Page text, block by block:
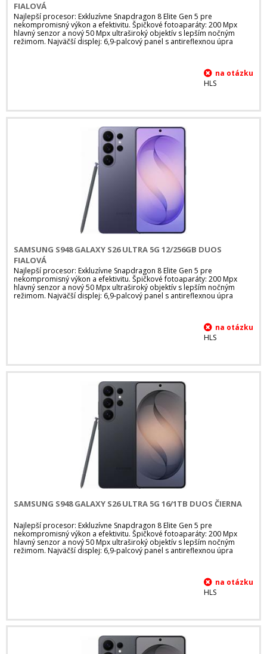
FIALOVÁ
Najlepší procesor: Exkluzívne Snapdragon 8 Elite Gen 5 pre
nekompromisný výkon a efektivitu. Špičkové fotoaparáty: 200 Mpx
hlavný senzor a nový 50 Mpx ultraširoký objektív s lepším nočným
režimom. Najväčší displej: 6,9-palcový panel s antireflexnou úpra
HLS
SAMSUNG S948 GALAXY S26 ULTRA 5G 12/256GB DUOS
FIALOVÁ
Najlepší procesor: Exkluzívne Snapdragon 8 Elite Gen 5 pre
nekompromisný výkon a efektivitu. Špičkové fotoaparáty: 200 Mpx
hlavný senzor a nový 50 Mpx ultraširoký objektív s lepším nočným
režimom. Najväčší displej: 6,9-palcový panel s antireflexnou úpra
HLS
SAMSUNG S948 GALAXY S26 ULTRA 5G 16/1TB DUOS ČIERNA
Najlepší procesor: Exkluzívne Snapdragon 8 Elite Gen 5 pre
nekompromisný výkon a efektivitu. Špičkové fotoaparáty: 200 Mpx
hlavný senzor a nový 50 Mpx ultraširoký objektív s lepším nočným
režimom. Najväčší displej: 6,9-palcový panel s antireflexnou úpra
HLS